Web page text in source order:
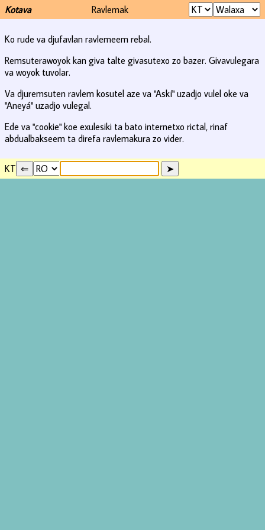
Kotava Ravlemak
Ko rude va djufavlan ravlemeem rebal.
Remsuterawoyok kan giva talte givasutexo zo bazer. Givavulegara
va woyok tuvolar.
Va djuremsuten ravlem kosutel aze va "Askí" uzadjo vulel oke va
"Aneyá" uzadjo vulegal.
Ede va "cookie" koe exulesiki ta bato internetxo rictal, rinaf
abdualbakseem ta direfa ravlemakura zo vider.
KT